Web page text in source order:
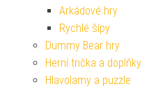
Arkádové hry
Rychlé šípy
Dummy Bear hry
Herní trička a doplňky
Hlavolamy a puzzle